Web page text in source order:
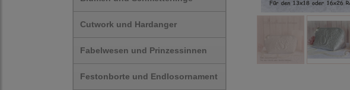
Cutwork und Hardanger
Fabelwesen und Prinzessinnen
Festonborte und Endlosornament